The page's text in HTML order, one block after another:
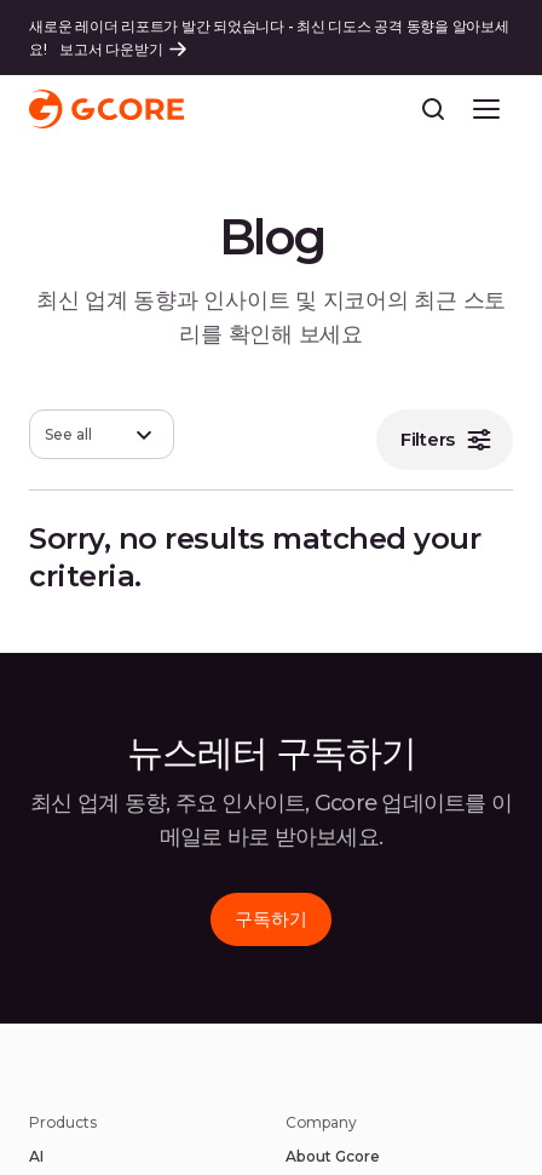
새로운 레이더 리포트가 발간 되었습니다 - 최신 디도스 공격 동향을 알아보세
요!
보고서 다운받기
Blog
최신 업계 동향과 인사이트 및 지코어의 최근 스토
리를 확인해 보세요
See all Filters
Sorry, no results matched your
criteria.
뉴스레터 구독하기
최신 업계 동향, 주요 인사이트, Gcore 업데이트를 이
메일로 바로 받아보세요.
구독하기
Products
AI
Company
About Gcore